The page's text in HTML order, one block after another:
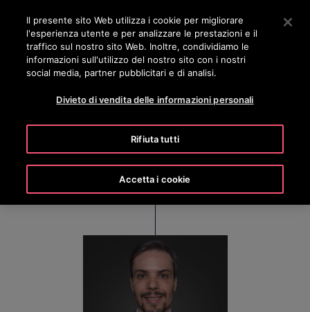
Premere Invio per passare al contenuto principale
RICERCA
Vinicius Paleta
CFO – América Latina
Il presente sito Web utilizza i cookie per migliorare
l'esperienza utente e per analizzare le prestazioni e il
traffico sul nostro sito Web. Inoltre, condividiamo le
informazioni sull'utilizzo del nostro sito con i nostri
social media, partner pubblicitari e di analisi.
Divieto di vendita delle informazioni personali
Rifiuta tutti
Accetta i cookie